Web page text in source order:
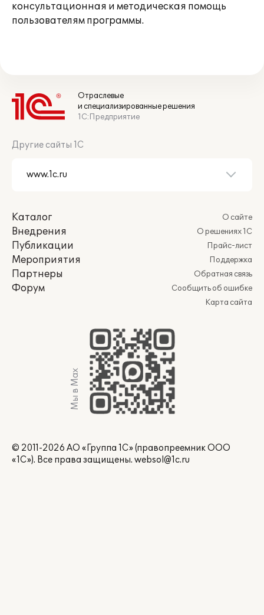
консультационная и методическая помощь
пользователям программы.
Отраслевые
и специализированные решения
1С:Предприятие
Другие сайты 1С
Каталог
Внедрения
Публикации
Мероприятия
Партнеры
Форум
О сайте
О решениях 1С
Прайс-лист
Поддержка
Обратная связь
Сообщить об ошибке
Карта сайта
Мы в Max
© 2011-2026 АО «Группа 1С» (правопреемник ООО
«1С»). Все права защищены. websol@1c.ru